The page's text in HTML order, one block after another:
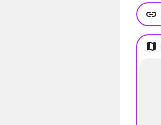
link
map